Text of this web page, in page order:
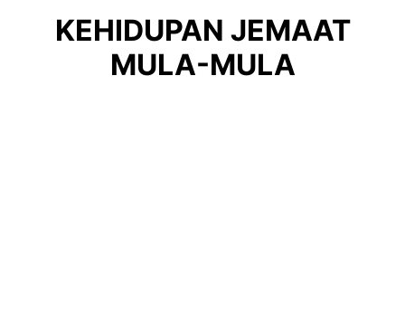
KEHIDUPAN JEMAAT
MULA-MULA